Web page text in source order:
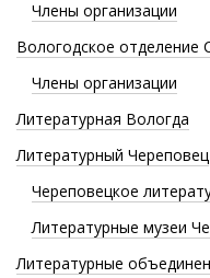
Члены организации
Вологодское отделение
Члены организации
Литературная Вологда
Литературный Череповец
Череповецкое
Литературные музеи
Литературные